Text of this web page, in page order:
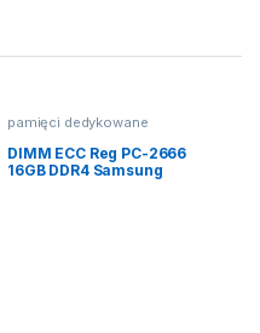
pamięci dedykowane
DIMM ECC Reg PC-2666
16GB DDR4 Samsung